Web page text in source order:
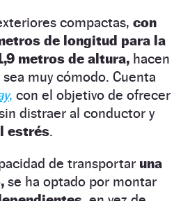
compactas, con
de longitud para la
metros de altura, hacen
muy cómodo. Cuenta
, con el objetivo de ofrecer
distraer al conductor y
estrés.
de transportar una
se ha optado por montar